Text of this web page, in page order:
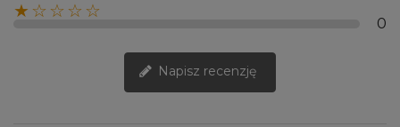
★☆☆☆☆
0
Napisz recenzję